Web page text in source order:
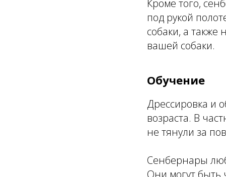
Кроме того,
под рукой
собаки, а также
вашей собаки.
Обучение
Дрессировка и
возраста. В
не тянули за
Сенбернары
Они могут быть